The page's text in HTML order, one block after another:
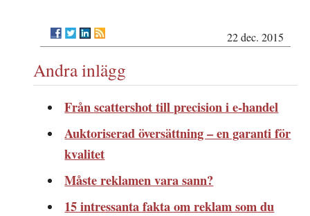
22 dec. 2015
Andra inlägg
Från scattershot till precision i e-handel
Auktoriserad översättning – en garanti för
kvalitet
Måste reklamen vara sann?
15 intressanta fakta om reklam som du